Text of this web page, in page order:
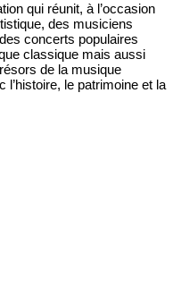
qui réunit, à l’occasion
des musiciens
concerts populaires
classique mais aussi
de la musique
l’histoire, le patrimoine et la